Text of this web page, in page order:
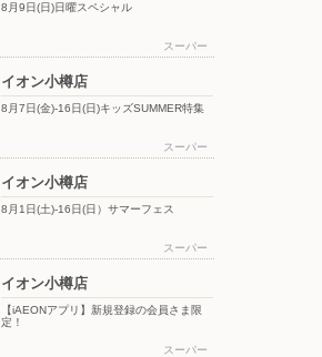
8月9日(日)日曜スペシャル
スーパー
イオン小樽店
8月7日(金)-16日(日)キッズSUMMER特集
スーパー
イオン小樽店
8月1日(土)-16日(日）サマーフェス
スーパー
イオン小樽店
【iAEONアプリ】新規登録の会員さま限
定！
スーパー